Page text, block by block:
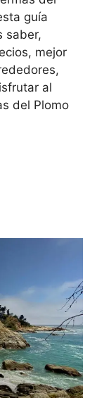
guía
saber,
mejor
al
del Plomo